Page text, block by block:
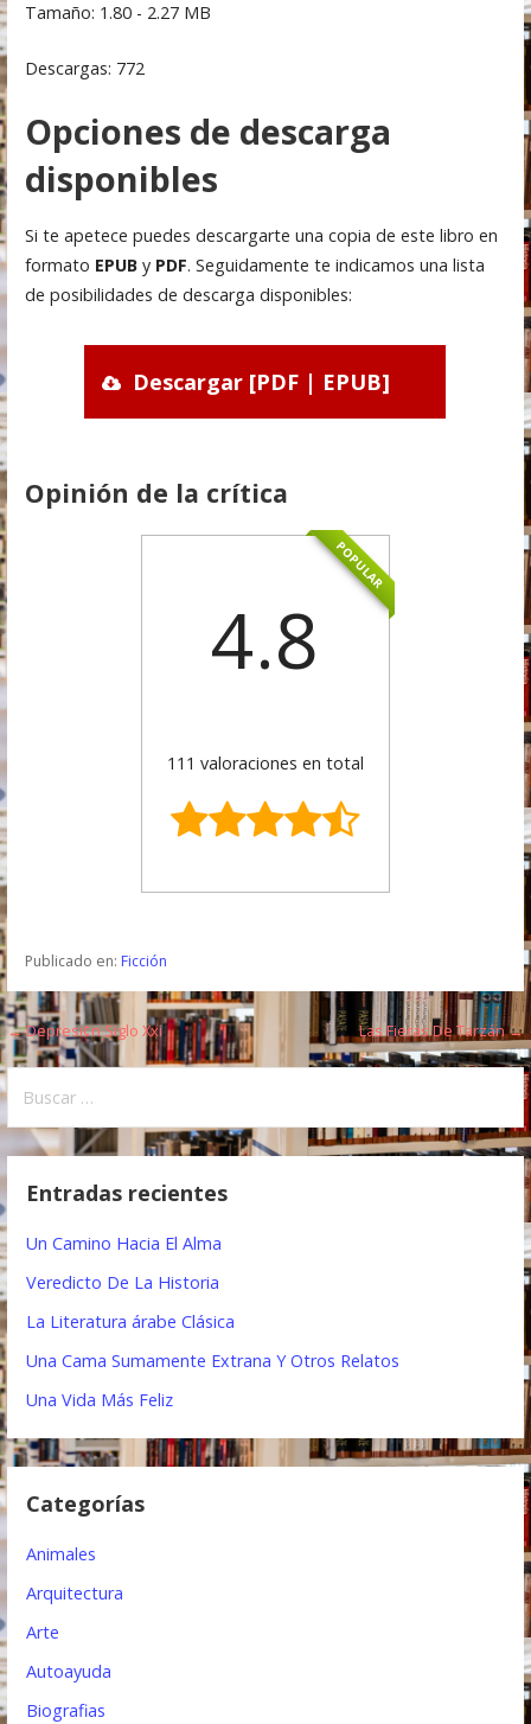
Tamaño: 1.80 - 2.27 MB
Descargas: 772
Opciones de descarga
disponibles
Si te apetece puedes descargarte una copia de este libro en
formato EPUBy PDF. Seguidamente te indicamos una lista
de posibilidades de descarga disponibles:
Descargar [PDF | EPUB]
Opinión de la crítica
POPULAR
4.8
111 valoraciones en total
Publicado en: Ficción
N
a
v
e
a
ó
d
n
← Depresi¢n Siglo Xxi Las Fieras De Tarzán →
s
Entradas recientes
Un Camino Hacia El Alma
Veredicto De La Historia
La Literatura árabe Clásica
Una Cama Sumamente Extrana Y Otros Relatos
Una Vida Más Feliz
Categorías
Animales
Arquitectura
Arte
Autoayuda
Biografias